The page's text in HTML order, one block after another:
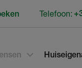
Telefoon: